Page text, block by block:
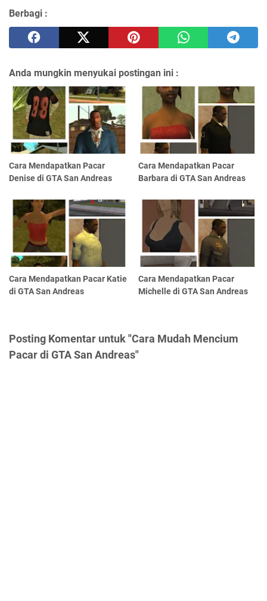
Berbagi :
Anda mungkin menyukai postingan ini :
Cara Mendapatkan Pacar
Denise di GTA San Andreas
Cara Mendapatkan Pacar
Barbara di GTA San Andreas
Cara Mendapatkan Pacar Katie
di GTA San Andreas
Cara Mendapatkan Pacar
Michelle di GTA San Andreas
Posting Komentar untuk "Cara Mudah Mencium
Pacar di GTA San Andreas"